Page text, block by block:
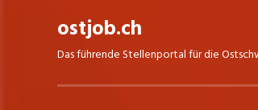
ostjob.ch
Das führende Stellenportal für die